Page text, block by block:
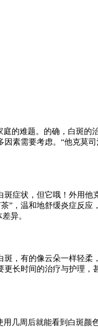
的难题。的确，白斑的
素需要考虑。“他克莫
症状，但它哦！外用他
”，温和地舒缓炎症反
异。
，有的像云朵一样轻
长时间的治疗与护理
几周后就能看到白斑